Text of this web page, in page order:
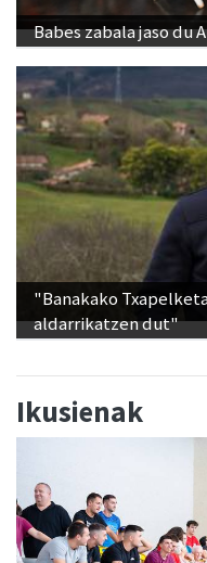
Babes zabala jaso du
"Banakako
aldarrikatzen dut"
Ikusienak